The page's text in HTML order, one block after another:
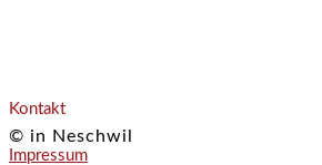
Kontakt
Impressum
© in Neschwil